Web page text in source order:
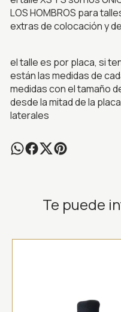
LOS HOMBROS para
extras de colocación y
el talle es por placa, si
están las medidas de
medidas con el tamaño
desde la mitad de la
laterales
Te puede